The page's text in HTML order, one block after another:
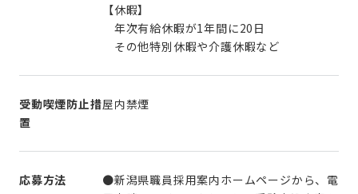
【休暇】
年次有給休暇が1年間に20日
その他特別休暇や介護休暇など
受動喫煙防止措
置
屋内禁煙
応募方法
●新潟県職員採用案内ホームページから、電